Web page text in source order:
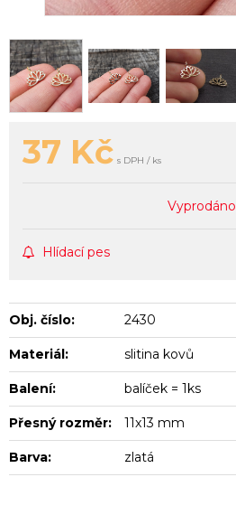
37 Kč s DPH / ks
Vyprodáno
Hlídací pes
Obj. číslo: 2430
Materiál: slitina kovů
Balení: balíček = 1ks
Přesný rozměr: 11x13 mm
Barva: zlatá